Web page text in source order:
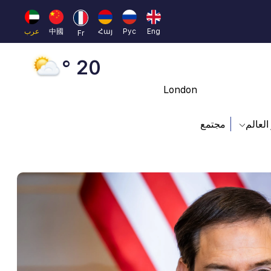
Eng
Рус
Հայ
Fr
中國 عرب 45 °
Dubai
20 °
London
Brussels
16 °
Rome
23 °
مجتمع